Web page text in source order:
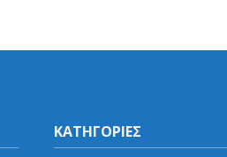
ΚΑΤΗΓΟΡΙΕΣ